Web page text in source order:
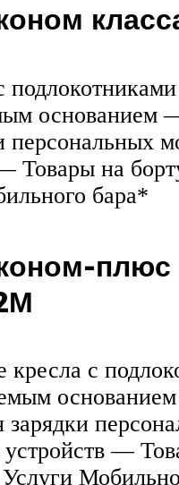
основанием
персональных
— Товары на
бара*
плюс
с
зарядки
—